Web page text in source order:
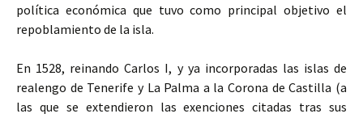
política económica que tuvo como principal objetivo el
repoblamiento de la isla.
En 1528, reinando Carlos I, y ya incorporadas las islas de
realengo de Tenerife y La Palma a la Corona de Castilla (a
las que se extendieron las exenciones citadas tras sus